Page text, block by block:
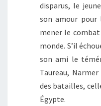
disparus, le
son amour
mener le combat
monde. S’il
son ami le
Taureau,
des batailles,
Égypte.